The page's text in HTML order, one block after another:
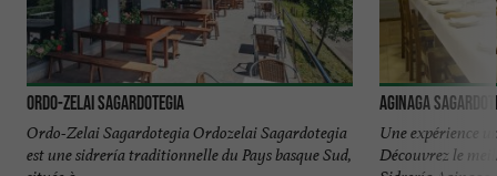
Ordo-Zelai Sagardotegia
Ordo-Zelai Sagardotegia Ordozelai Sagardotegia
est une sidrería traditionnelle du Pays basque Sud,
AGINAGA
Une expérience
Découvrez le